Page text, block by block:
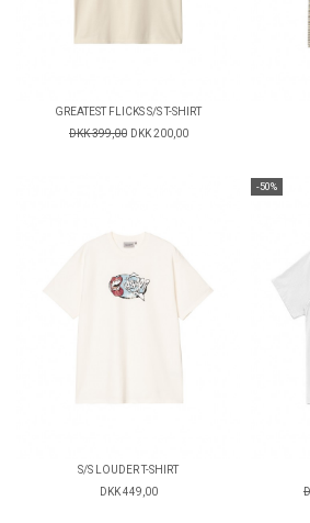
GREATEST FLICKS S/S T-SHIRT
DKK 399,00 DKK 200,00
S/S LOUDER T-SHIRT
DKK 449,00
-50%